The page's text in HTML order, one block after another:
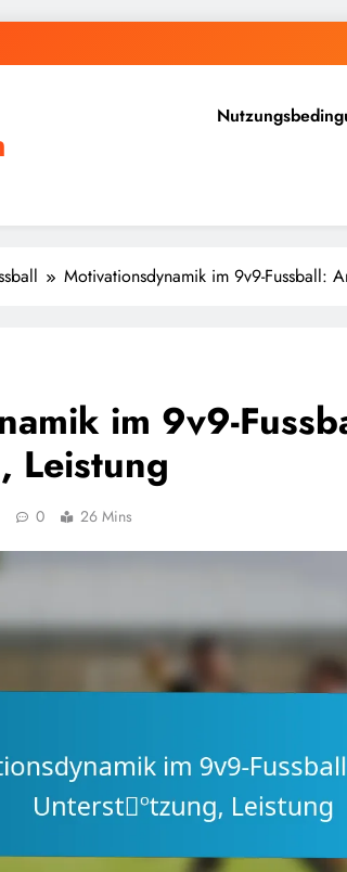
Motivationsdynamik im 9v9-Fussball:
im 9v9-
Leistung
0 26 Mins